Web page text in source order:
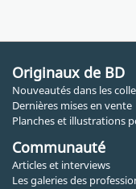
Originaux de BD
Nouveautés dans les
Dernières mises en vente
Planches et illustrations
Communauté
Articles et interviews
Les galeries des